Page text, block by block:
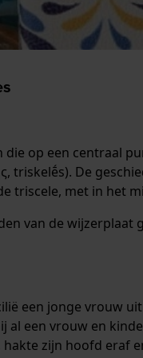
op een centraal
triskelḗs). De
triscele, met in
van de
een jonge vrouw
een vrouw en
zijn hoofd eraf